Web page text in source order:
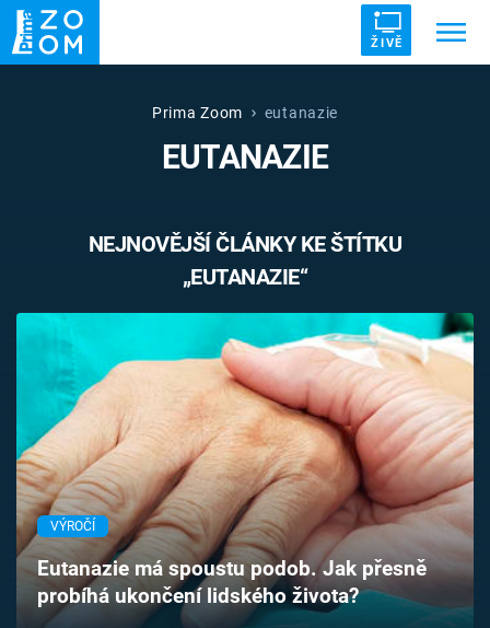
ŽIVĚ
DRUHÁ SVĚTOVÁ VÁLKA
VETŘELCI DÁVNOVĚKU
Témata
Pořady
TV Program
Časopis
Sledujte prima+
Prima Zoom eutanazie
EUTANAZIE
NEJNOVĚJŠÍ ČLÁNKY KE ŠTÍTKU
„EUTANAZIE“
VÝROČÍ
Eutanazie má spoustu podob. Jak přesně
probíhá ukončení lidského života?